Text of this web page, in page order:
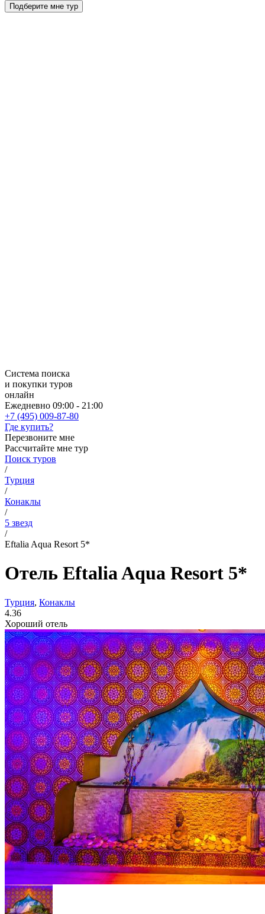
Подберите мне тур
Система поиска
и покупки туров
онлайн
Ежедневно 09:00 - 21:00
+7 (495) 009-87-80
Где купить?
Перезвоните мне
Рассчитайте мне тур
Поиск туров
/
Турция
/
Конаклы
/
5 звезд
/
Eftalia Aqua Resort 5*
Отель Eftalia Aqua Resort 5*
Турция, Конаклы
4.36
Хороший отель